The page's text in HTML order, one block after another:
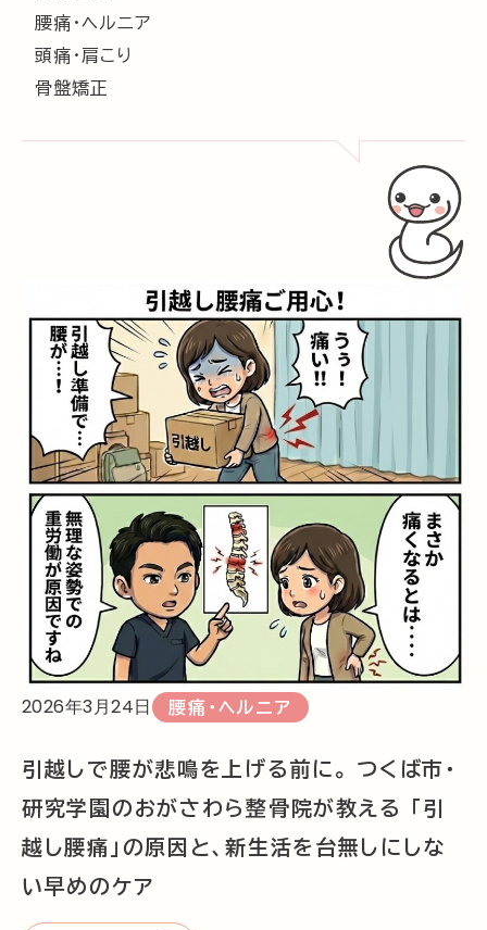
2026年3月24日 腰痛・ヘルニア
引越しで腰が悲鳴を上げる前に。 つくば市・
研究学園のおがさわら整骨院が教える 「引
越し腰痛」の原因と、新生活を台無しにしな
い早めのケア
腰痛・ヘルニア
頭痛・肩こり
骨盤矯正